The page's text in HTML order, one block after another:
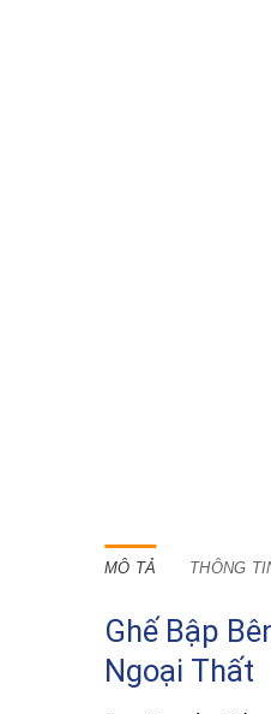
MÔ TẢ THÔNG
Ghế Bập
Ngoại Thất